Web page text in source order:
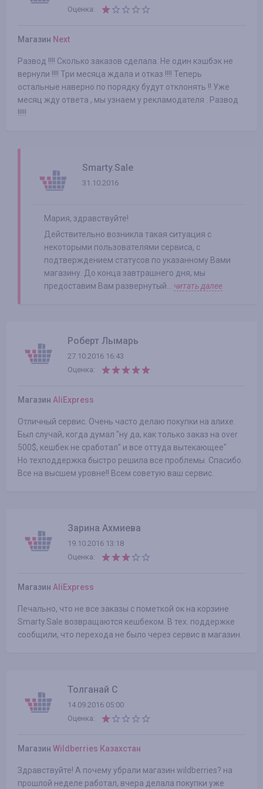
Оценка:
Магазин Next
Развод !!!! Сколько заказов сделала. Не один кэшбэк не
вернули !!!! Три месяца ждала и отказ !!!! Теперь
остальные наверно по порядку будут отклонять !! Уже
месяц жду ответа , мы узнаем у рекламодателя . Развод
!!!!!
Smarty.Sale
31.10.2016
Мария, здравствуйте!
Действительно возникла такая ситуация с
некоторыми пользователями сервиса, с
подтверждением статусов по указанному Вами
магазину. До конца завтрашнего дня, мы
предоставим Вам развернутый... читать далее
Роберт Лымарь
27.10.2016 16:43
Оценка:
Магазин AliExpress
Отличный сервис. Очень часто делаю покупки на алихе.
Был случай, когда думал "ну да, как только заказ на over
500$, кешбек не сработал" и все оттуда вытекающее"
Но техподдержка быстро решила все проблемы. Спасибо.
Все на высшем уровне!! Всем советую ваш сервис.
Зарина Ахмиева
19.10.2016 13:18
Оценка:
Магазин AliExpress
Печально, что не все заказы с пометкой ок на корзине
Smarty.Sale возвращаются кешбеком. В тех. поддержке
сообщили, что перехода не было через сервис в магазин.
Толганай С
14.09.2016 05:00
Оценка:
Магазин Wildberries Казахстан
Здравствуйте! А почему убрали магазин wildberries? на
прошлой неделе работал, вчера делала покупки уже